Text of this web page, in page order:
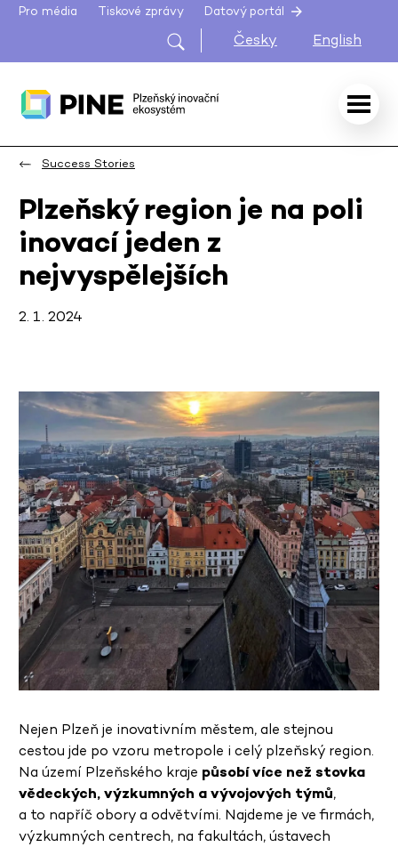
Pro média Tiskové zprávy Datový portál
Česky English
Success Stories
Plzeňský region je na poli
inovací jeden z
nejvyspělejších
2. 1. 2024
Nejen Plzeň je inovativním městem, ale stejnou
cestou jde po vzoru metropole i celý plzeňský region.
Na území Plzeňského kraje působí více než stovka
vědeckých, výzkumných a vývojových týmů,
a to napříč obory a odvětvími. Najdeme je ve firmách,
výzkumných centrech, na fakultách, ústavech